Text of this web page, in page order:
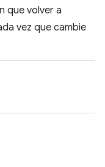
que volver a
vez que cambie